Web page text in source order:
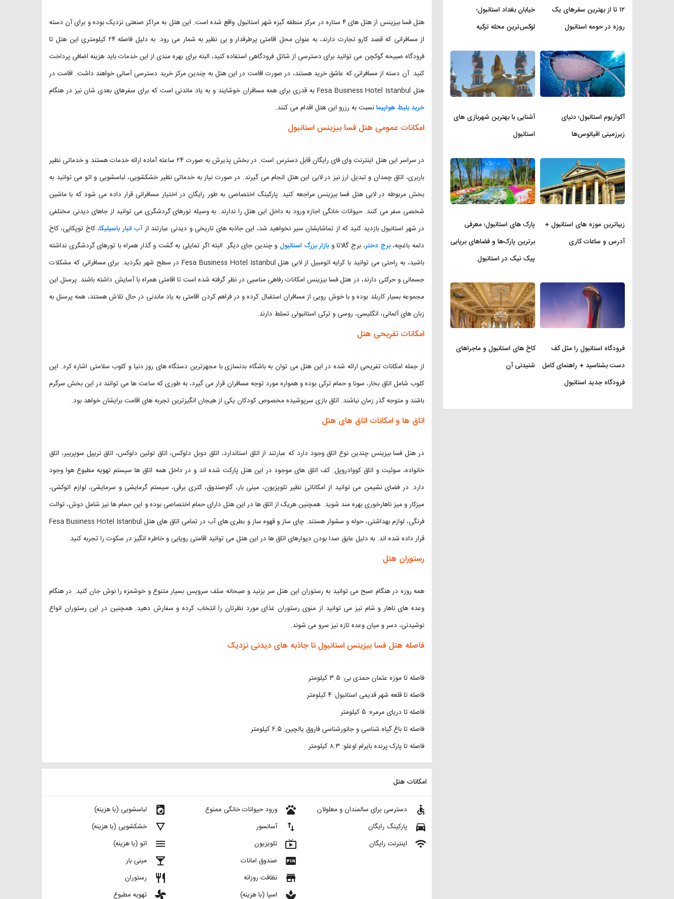
هتل فسا بیزینس از هتل های ۴ ستاره در مرکز منطقه گبزه شهر استانبول واقع شده است. این هتل به مراکز صنعتی نزدیک بوده و برای آن دسته
از مسافرانی که قصد کارو تجارت دارند، به عنوان محل اقامتی پرطرفدار و بی نظیر به شمار می رود. به دلیل فاصله ۲۴ کیلومتری این هتل تا
فرودگاه صبیحه گوکچن می توانید برای دسترسی از شاتل فرودگاهی استفاده کنید، البته برای بهره مندی از این خدمات باید هزینه اضافی پرداخت
کنید. آن دسته از مسافرانی که عاشق خرید هستند، در صورت اقامت در این هتل به چندین مرکز خرید دسترسی آسانی خواهند داشت. اقامت در
هتل Fesa Business Hotel Istanbul به قدری برای همه مسافران خوشایند و به یاد ماندنی است که برای سفرهای بعدی شان نیز در هنگام
خرید بلیط هواپیمانسبت به رزرو این هتل اقدام می کنند.
امکانات عمومی هتل فسا بیزینس استانبول
در سراسر این هتل اینترنت وای فای رایگان قابل دسترس است. در بخش پذیرش به صورت ۲۴ ساعته آماده ارائه خدمات هستند و خدماتی نظیر
باربری، اتاق چمدان و تبدیل ارز نیز در لابی این هتل انجام می گیرند. در صورت نیاز به خدماتی نظیر خشکشویی، لباسشویی و اتو می توانید به
بخش مربوطه در لابی هتل فسا بیزینس مراجعه کنید. پارکینگ اختصاصی به طور رایگان در اختیار مسافرانی قرار داده می شود که با ماشین
شخصی سفر می کنند. حیوانات خانگی اجازه ورود به داخل این هتل را ندارند. به وسیله تورهای گردشگری می توانید از جاهای دیدنی مختلفی
در شهر استانبول بازدید کنید که از تماشایشان سیر نخواهید شد، این جاذبه های تاریخی و دیدنی عبارتند ازآب انبار باسیلیکا، کاخ توپکاپی، کاخ
دلمه باغچه،برج دختر، برج گالاتا و بازار بزرگ استانبول و چندین جای دیگر. البته اگر تمایلی به گشت و گذار همراه با تورهای گردشگری نداشته
باشید، به راحتی می توانید با کرایه اتومبیل از لابی هتل Fesa Business Hotel Istanbul در سطح شهر بگردید. برای مسافرانی که مشکلات
جسمانی و حرکتی دارند، در هتل فسا بیزینس امکانات رفاهی مناسبی در نظر گرفته شده است تا اقامتی همراه با آسایش داشته باشند. پرسنل این
مجموعه بسیار کاربلد بوده و با خوش رویی از مسافران استقبال کرده و در فراهم کردن اقامتی به یاد ماندنی در حال تلاش هستند، همه پرسنل به
زبان های آلمانی، انگلیسی، روسی و ترکی استانبولی تسلط دارند.
امکانات تفریحی هتل
از جمله امکانات تفریحی ارائه شده در این هتل می توان به باشگاه بدنسازی با مجهزترین دستگاه های روز دنیا و کلوب سلامتی اشاره کرد. این
کلوب شامل اتاق بخار، سونا و حمام ترکی بوده و همواره مورد توجه مسافران قرار می گیرد، به طوری که ساعت ها می توانند در این بخش سرگرم
باشند و متوجه گذر زمان نباشند. اتاق بازی سرپوشیده مخصوص کودکان یکی از هیجان انگیزترین تجربه های اقامت برایشان خواهد بود.
اتاق ها و امکانات اتاق های هتل
در هتل فسا بیزینس چندین نوع اتاق وجود دارد که عبارتند از اتاق استاندارد، اتاق دوبل دلوکس، اتاق توئين دلوکس، اتاق تریپل سوپرییر، اتاق
خانواده، سوئیت و اتاق کووادروپل. کف اتاق های موجود در این هتل پارکت شده اند و در داخل همه اتاق ها سیستم تهویه مطبوع هوا وجود
دارد. در فضای نشیمن می توانید از امکاناتی نظیر تلویزیون، مینی بار، گاوصندوق، کتری برقی، سیستم گرمایشی و سرمایشی، لوازم اتوکشی،
میزکار و میز ناهارخوری بهره مند شوید. همچنین هریک از اتاق ها در این هتل دارای حمام اختصاصی بوده و این حمام ها نیز شامل دوش، توالت
فرنگی، لوازم بهداشتی، حوله و سشوار هستند. چای ساز و قهوه ساز و بطری های آب در تمامی اتاق های هتل Fesa Business Hotel Istanbul
قرار داده شده اند. به دلیل عایق صدا بودن دیوارهای اتاق ها در این هتل می توانید اقامتی رویایی و خاطره انگیز در سکوت را تجربه کنید.
رستوران هتل
همه روزه در هنگام صبح می توانید به رستوران این هتل سر بزنید و صبحانه سلف سرویس بسیار متنوع و خوشمزه را نوش جان کنید. در هنگام
وعده های ناهار و شام نیز می توانید از منوی رستوران غذای مورد نظرتان را انتخاب کرده و سفارش دهید. همچنین در این رستوران انواع
نوشیدنی، دسر و میان وعده تازه نیز سرو می شوند.
فاصله هتل فسا بیزینس استانبول تا جاذبه های دیدنی نزدیک
فاصله تا موزه عثمان حمدی بی: ۳.۵ کیلومتر
فاصله تا قلعه شهر قدیمی استانبول: ۴ کیلومتر
فاصله تا دریای مرمره: ۵ کیلومتر
فاصله تا باغ گیاه شناسی و جانورشناسی فاروق یالچین: ۶.۵ کیلومتر
فاصله تا پارک پرنده بایرام اوغلو: ۸.۳ کیلومتر
امکانات هتل
local_laundry_service لباسشویی (با هزینه)
details خشکشویی (با هزینه)
menu اتو (با هزینه)
local_bar مینی بار
restaurant رستوران
toys تهویه مطبوع
pets ورود حیوانات خانگی ممنوع
import_export آسانسور
live_tv تلویزیون
fiber_pin صندوق امانات
store نظافت روزانه
spa اسپا (با هزینه)
accessible دسترسی برای سالمندان و معلولان
directions_car پارکینگ رایگان
wifi اینترنت رایگان
۱۲ تا از بهترین سفرهای یک
روزه در حومه استانبول
خیابان بغداد استانبول؛
لوکس‌ترین محله ترکیه
آکواریوم استانبول؛ دنیای
زیرزمینی اقیانوس‌ها
آشنایی با بهترین شهربازی های
استانبول
زیباترین موزه‌ های استانبول +
آدرس و ساعات کاری
پارک های استانبول؛ معرفی
برترین پارک‌ها و فضاهای برپایی
پیک نیک در استانبول
فرودگاه استانبول را مثل کف
دست بشناسید + راهنمای کامل
فرودگاه جدید استانبول
کاخ های استانبول و ماجراهای
شنیدنی آن